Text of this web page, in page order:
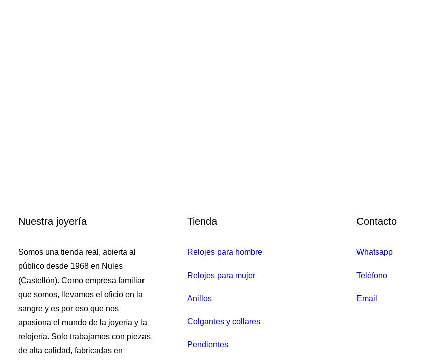
Nuestra joyería
Somos una tienda real, abierta al
público desde 1968 en Nules
(Castellón). Como empresa familiar
que somos, llevamos el oficio en la
sangre y es por eso que nos
apasiona el mundo de la joyería y la
relojería. Solo trabajamos con piezas
de alta calidad, fabricadas en
Tienda
Relojes para hombre
Relojes para mujer
Anillos
Colgantes y collares
Pendientes
Contacto
Whatsapp
Teléfono
Email